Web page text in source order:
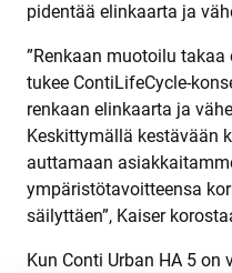
pidentää elinkaarta ja
”Renkaan muotoilu
tukee ContiLifeCycle-
renkaan elinkaarta ja
Keskittymällä kestävään
auttamaan
ympäristötavoitteensa
säilyttäen”, Kaiser
Kun Conti Urban HA 5 on